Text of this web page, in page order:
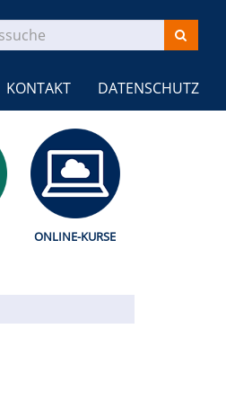
KONTAKT DATENSCHUTZ
ONLINE-KURSE